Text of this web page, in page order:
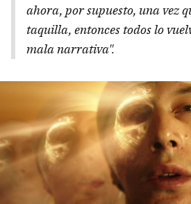
ahora, por supuesto, una vez
taquilla, entonces todos lo
mala narrativa".